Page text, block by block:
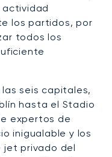
los partidos, por
todos los
seis capitales,
hasta el Stadio
expertos de
inigualable y los
jet privado del